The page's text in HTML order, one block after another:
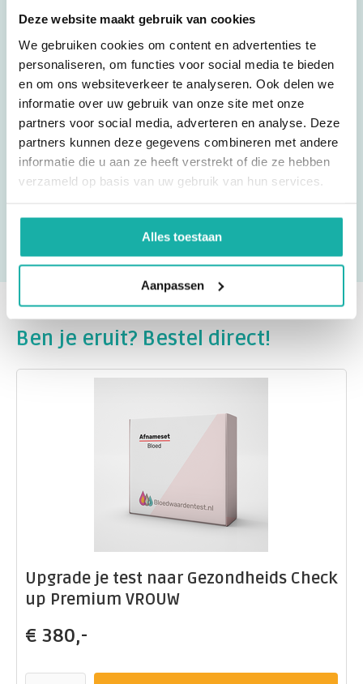
Deze website maakt gebruik van cookies
We gebruiken cookies om content en advertenties te
personaliseren, om functies voor social media te bieden
en om ons websiteverkeer te analyseren. Ook delen we
informatie over uw gebruik van onze site met onze
partners voor social media, adverteren en analyse. Deze
partners kunnen deze gegevens combineren met andere
informatie die u aan ze heeft verstrekt of die ze hebben
verzameld op basis van uw gebruik van hun services.
Alles toestaan
Aanpassen
Ik test hier regelmatig. Uitslag is snel binnen en
goede service.
Vincent
Ben je eruit? Bestel direct!
Upgrade je test naar Gezondheids Check
up Premium VROUW
€ 380,-